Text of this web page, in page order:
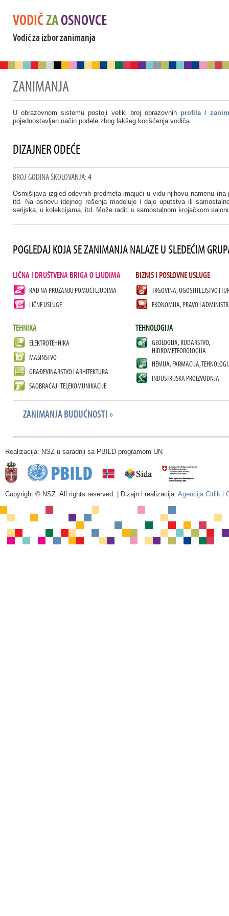
VODIČZAOSNOVCE
Vodič za izbor zanimanja
ZANIMANJA
U obrazovnom sistemu postoji veliki broj obrazovnih profila /
pojednostavljen način podele zbog lakšeg korišćenja vodiča.
DIZAJNER ODEĆE
BROJ GODINA ŠKOLOVANJA:4
Osmišljava izgled odevnih predmeta imajući u vidu njihovu namenu
itd. Na osnovu idejnog rešenja modeluje i daje uputstva ili
serijska, u kolekcijama, itd. Može raditi u samostalnom krojačkom
POGLEDAJ KOJA SE ZANIMANJA NALAZE U SLEDEĆIM
LIČNA I DRUŠTVENA BRIGA O LJUDIMA
RAD NA PRUŽANJU POMOĆI LJUDIMA
LIČNE USLUGE
BIZNIS I POSLOVNE USLUGE
TRGOVINA, UGOSTITELJSTVO I
EKONOMIJA, PRAVO I
TEHNIKA
ELEKTROTEHNIKA
MAŠINSTVO
GRAĐEVINARSTVO I ARHITEKTURA
SAOBRAĆAJ I TELEKOMUNIKACIJE
TEHNOLOGIJA
GEOLOGIJA, RUDARSTVO,
HIDROMETEOROLOGIJA
HEMIJA, FARMACIJA,
INDUSTRIJSKA PROIZVODNJA
ZANIMANJA BUDUĆNOSTI»
Realizacija: NSZ u saradnji sa PBILD programom UN
Copyright © NSZ. All rights reserved. | Dizajn i realizacija: Agencija Citlik i